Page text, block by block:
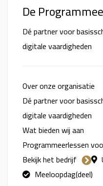
De
Dé partner voor
digitale vaardigheden
Over onze organisatie
Dé partner voor
digitale vaardigheden
Wat bieden wij aan
Programmeerlessen
Bekijk het bedrijf
Meeloopdag(deel)